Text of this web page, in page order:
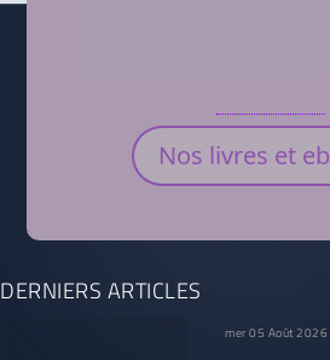
Nos livres et
DERNIERS ARTICLES
mer 05 Août 2026